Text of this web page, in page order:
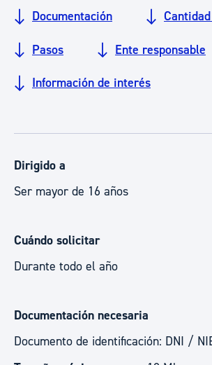
Documentación
Pasos Ente responsable
Información de interés
Dirigido a
Ser mayor de 16 años
Cuándo solicitar
Durante todo el año
Documentación necesaria
Documento de identificación: DNI /